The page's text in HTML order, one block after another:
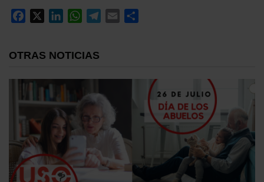
Facebook
LinkedInWhatsApp
Telegram
Email
OTRAS NOTICIAS